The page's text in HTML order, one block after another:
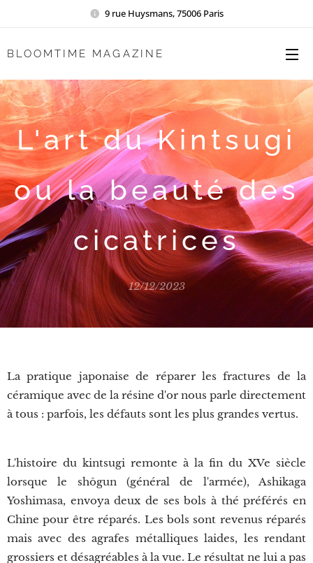
9 rue Huysmans, 75006 Paris
BLOOMTIME MAGAZINE
L'art du Kintsugi
ou la beauté des
cicatrices
12/12/2023
La pratique japonaise de réparer les fractures de la
céramique avec de la résine d'or nous parle directement
à tous : parfois, les défauts sont les plus grandes vertus.
L'histoire du kintsugi remonte à la fin du XVe siècle
lorsque le shōgun (général de l'armée), Ashikaga
Yoshimasa, envoya deux de ses bols à thé préférés en
Chine pour être réparés. Les bols sont revenus réparés
mais avec des agrafes métalliques laides, les rendant
grossiers et désagréables à la vue. Le résultat ne lui a pas